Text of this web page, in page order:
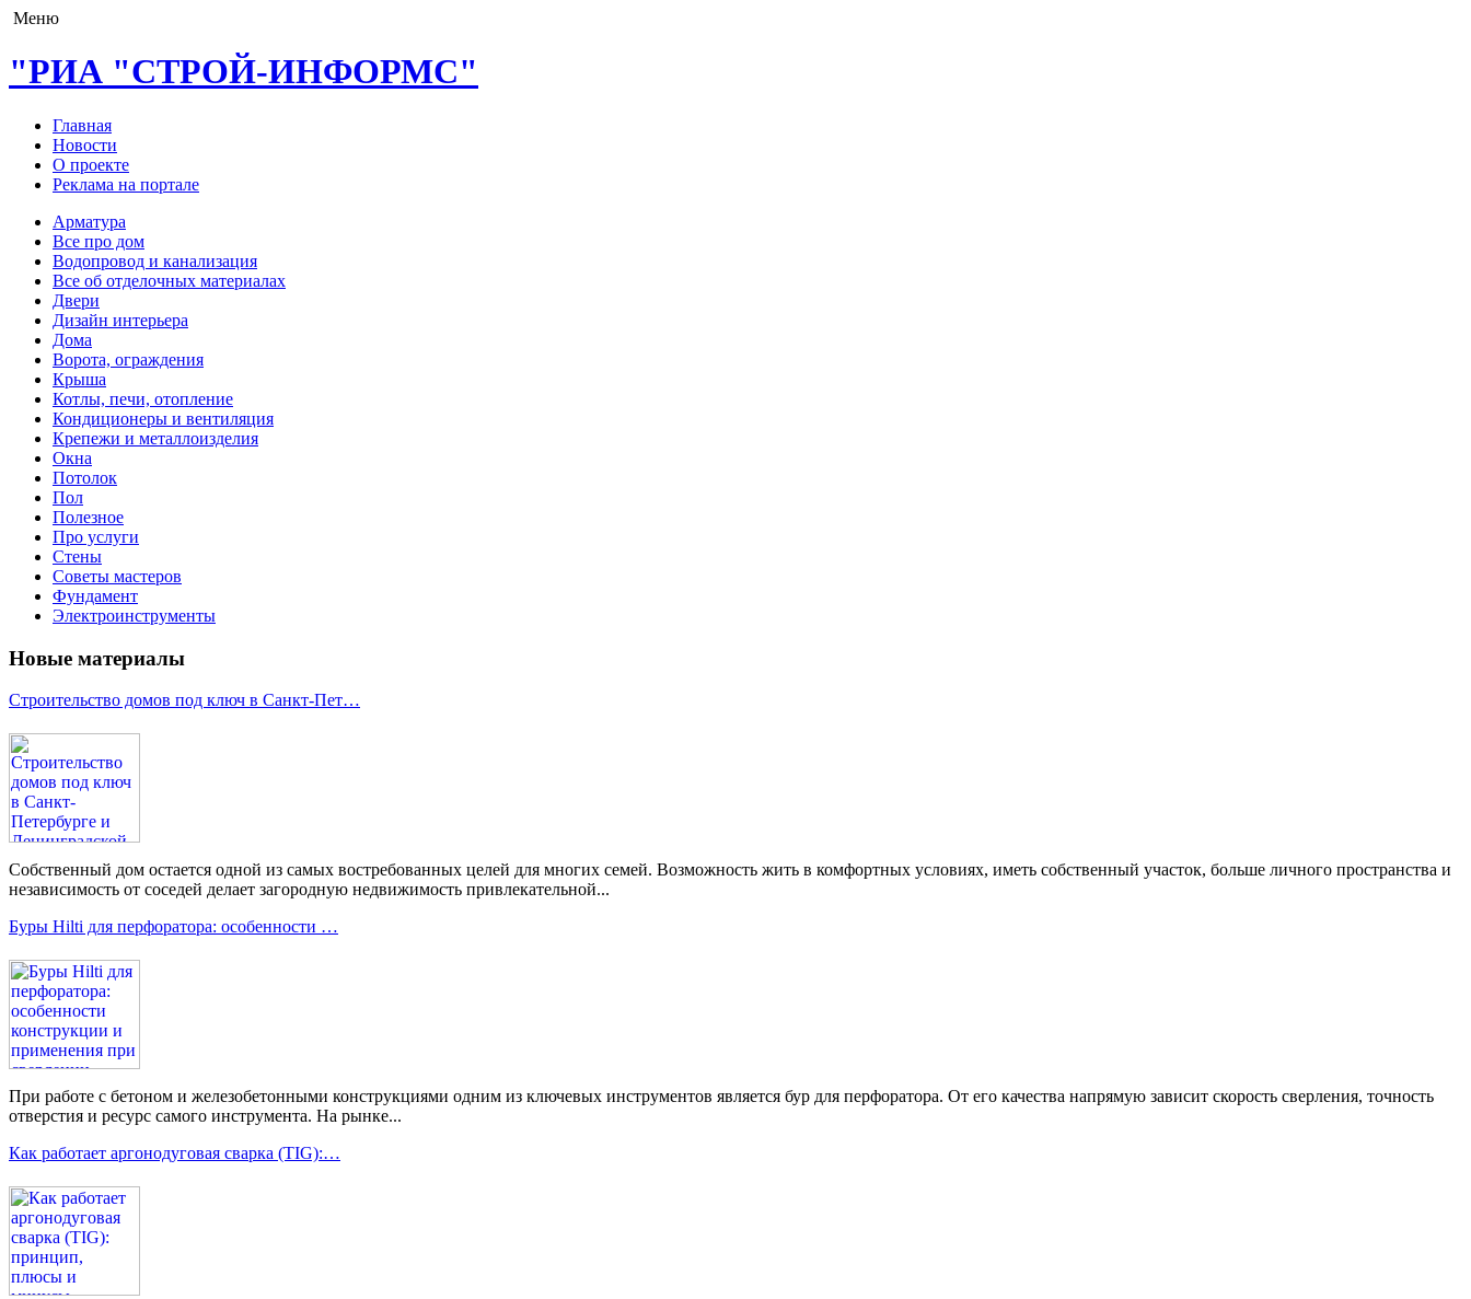
Меню
"РИА "СТРОЙ-ИНФОРМС"
Главная
Новости
О проекте
Реклама на портале
Арматура
Все про дом
Водопровод и канализация
Все об отделочных материалах
Двери
Дизайн интерьера
Дома
Ворота, ограждения
Крыша
Котлы, печи, отопление
Кондиционеры и вентиляция
Крепежи и металлоизделия
Окна
Потолок
Пол
Полезное
Про услуги
Стены
Советы мастеров
Фундамент
Электроинструменты
Новые материалы
Строительство домов под ключ в Санкт-Пет…
Собственный дом остается одной из самых востребованных целей для многих семей. Возможность жить в комфортных условиях, иметь собственный участок, больше личного пространства и
независимость от соседей делает загородную недвижимость привлекательной...
Буры Hilti для перфоратора: особенности …
При работе с бетоном и железобетонными конструкциями одним из ключевых инструментов является бур для перфоратора. От его качества напрямую зависит скорость сверления, точность
отверстия и ресурс самого инструмента. На рынке...
Как работает аргонодуговая сварка (TIG):…